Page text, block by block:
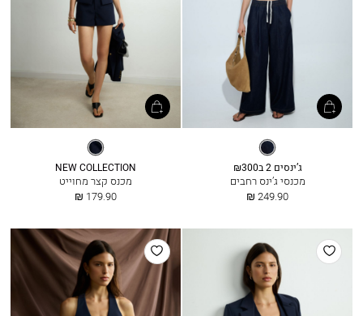
דנים
לא
שטוףג’ינסים 2 ב₪300
מכנסי ג’ינס רחבים
החל
249.90 ₪
נייבי
NEW COLLECTION
מכנס קצר מחוייט
החל
179.90 ₪
הוסף
למועדפים
הוסף
למועדפים